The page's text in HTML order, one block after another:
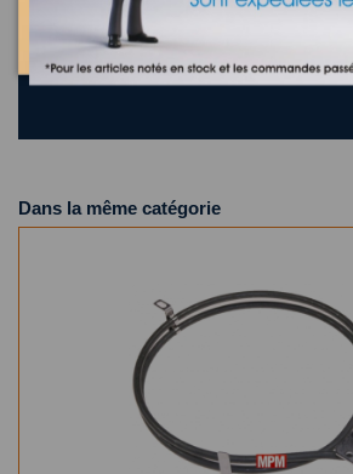
Où trouver la référence de mon appareil ?
10 appareils compatibles.
Dans la même catégorie